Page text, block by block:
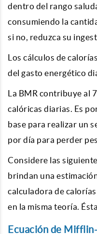
dentro del rango
consumiendo la
si no, reduzca su
Los cálculos de
del gasto energético
La BMR contribuye al
calóricas diarias. Es
base para realizar un
por día para perder
Considere las
brindan una
calculadora de
en la misma teoría.
Ecuación de